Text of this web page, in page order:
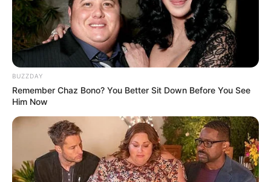
Ambyar! 10 Kalimat Baper
Pakai Bahasa Jawa Ini Bikin
Galau Abis
BUZZDAY
Remember Chaz Bono? You Better Sit Down Before You See
Him Now